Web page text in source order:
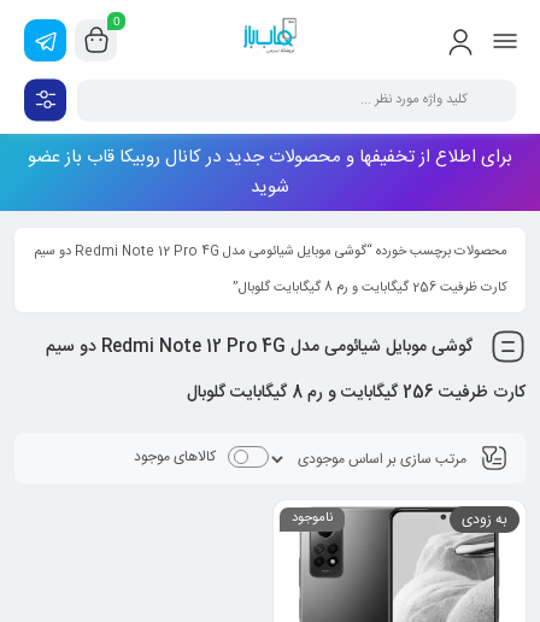
0
برای اطلاع از تخفیفها و محصولات جدید در کانال روبیکا قاب باز عضو
شوید
محصولات برچسب خورده “گوشی موبایل شیائومی مدل Redmi Note 12 Pro 4G دو سیم
کارت ظرفیت 256 گیگابایت و رم 8 گیگابایت گلوبال”
گوشی موبایل شیائومی مدل Redmi Note 12 Pro 4G دو سیم
کارت ظرفیت 256 گیگابایت و رم 8 گیگابایت گلوبال
کالاهای موجود
ناموجود به زودی